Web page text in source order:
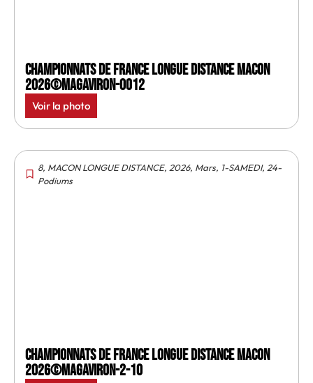
Championnats de France longue distance Macon
2026©MagAviron-0012
Voir la photo
8, MACON LONGUE DISTANCE, 2026, Mars, 1-SAMEDI, 24-
Podiums
Championnats de France longue distance Macon
2026©MagAviron-2-10